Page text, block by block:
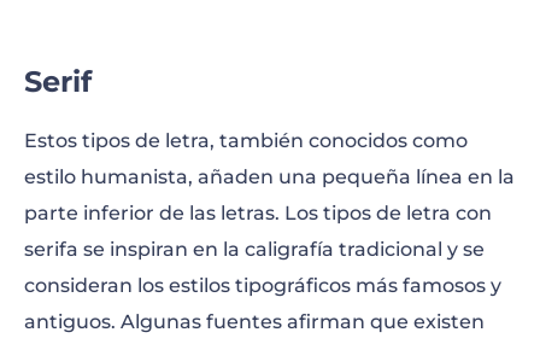
Serif
Estos tipos de letra, también conocidos como
estilo humanista, añaden una pequeña línea en la
parte inferior de las letras. Los tipos de letra con
serifa se inspiran en la caligrafía tradicional y se
consideran los estilos tipográficos más famosos y
antiguos. Algunas fuentes afirman que existen